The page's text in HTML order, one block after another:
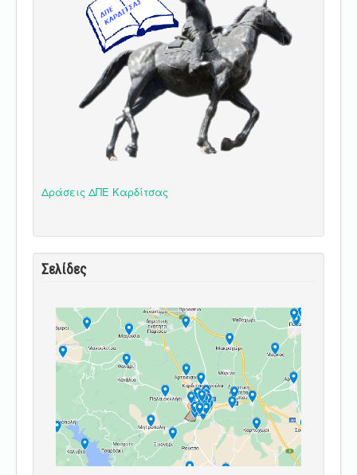
Δράσεις ΔΠΕ Καρδίτσας
Σελίδες